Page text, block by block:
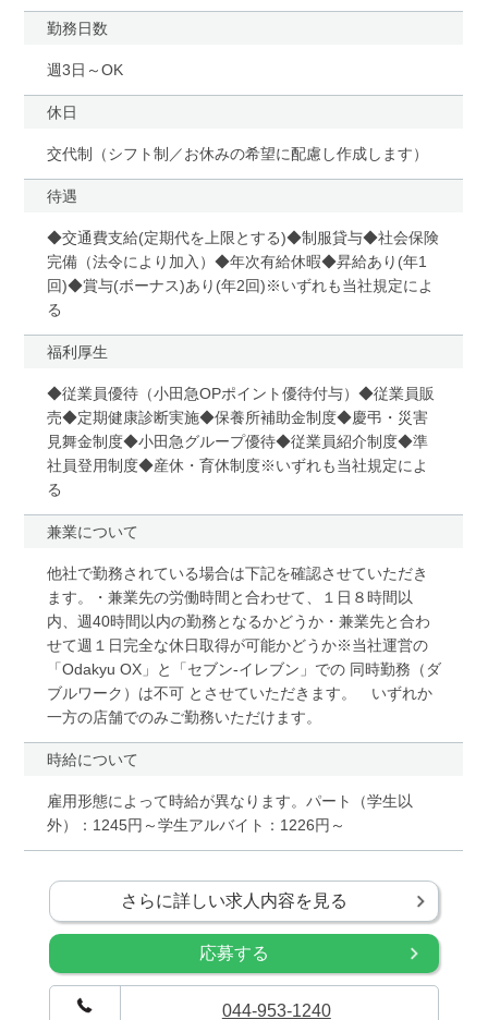
勤務日数
週3日～OK
休日
交代制（シフト制／お休みの希望に配慮し作成します）
待遇
◆交通費支給(定期代を上限とする)◆制服貸与◆社会保険
完備（法令により加入）◆年次有給休暇◆昇給あり(年1
回)◆賞与(ボーナス)あり(年2回)※いずれも当社規定によ
る
福利厚生
◆従業員優待（小田急OPポイント優待付与）◆従業員販
売◆定期健康診断実施◆保養所補助金制度◆慶弔・災害
見舞金制度◆小田急グループ優待◆従業員紹介制度◆準
社員登用制度◆産休・育休制度※いずれも当社規定によ
る
兼業について
他社で勤務されている場合は下記を確認させていただき
ます。・兼業先の労働時間と合わせて、１日８時間以
内、週40時間以内の勤務となるかどうか・兼業先と合わ
せて週１日完全な休日取得が可能かどうか※当社運営の
「Odakyu OX」と「セブン-イレブン」での 同時勤務（ダ
ブルワーク）は不可 とさせていただきます。 いずれか
一方の店舗でのみご勤務いただけます。
時給について
雇用形態によって時給が異なります。パート（学生以
外）：1245円～学生アルバイト：1226円～
さらに詳しい求人内容を見る
応募する
044-953-1240